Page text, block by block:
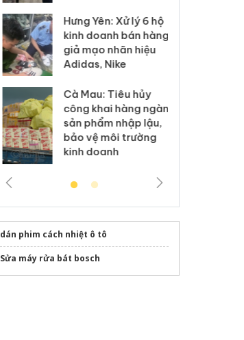
Hưng Yên: Xử lý 6 hộ
kinh doanh bán hàng
giả mạo nhãn hiệu
Adidas, Nike
Cà Mau: Tiêu hủy
công khai hàng ngàn
sản phẩm nhập lậu,
bảo vệ môi trường
kinh doanh
dán phim cách nhiệt ô tô
Sửa máy rửa bát bosch